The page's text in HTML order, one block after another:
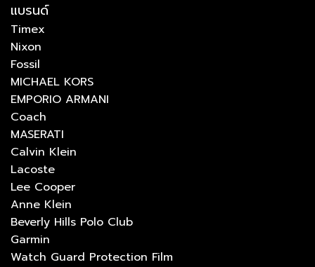
แบรนด์
Timex
Nixon
Fossil
MICHAEL KORS
EMPORIO ARMANI
Coach
MASERATI
Calvin Klein
Lacoste
Lee Cooper
Anne Klein
Beverly Hills Polo Club
Garmin
Watch Guard Protection Film